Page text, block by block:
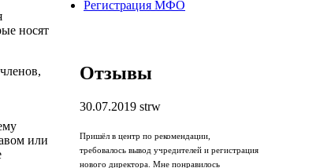
носят
или
Регистрация МФО
Отзывы
30.07.2019 strw
Пришёл в центр по рекомендации,
требовалось вывод учредителей и регистрация
нового директора. Мне понравилось